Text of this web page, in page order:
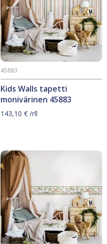
Kids Walls tapetti
monivärinen 45883
45883
143,10 € /rll